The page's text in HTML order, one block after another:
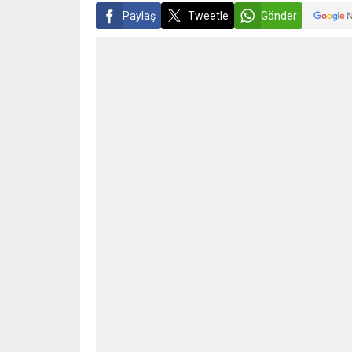
Paylaş Tweetle Gönder